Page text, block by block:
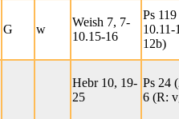
G w
Weish 7, 7-
10.15-16
Ps
10.11-
12b)
Hebr 10, 19-
25
Ps 24
6 (R: